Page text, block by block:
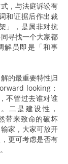
，与法庭诉讼有
和证据后作出裁
」，是属非对抗
寻找一个大家都
解员即是「和事
的最重要特性归
looking：
不管过去谁对谁
二是建设性，
带来致命的破坏
家，大家可放开
更可考虑是否有